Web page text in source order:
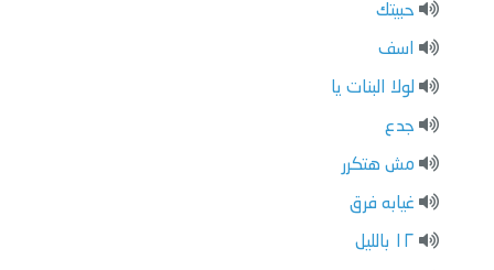
حبيتك
اسف
لولا البنات يا
جدع
مش هتكرر
غيابه فرق
١٢ بالليل